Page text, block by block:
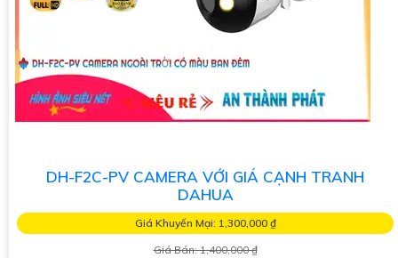
DH-F2C-PV CAMERA VỚI GIÁ CẠNH TRANH
DAHUA
Giá Khuyến Mại: 1,300,000 ₫
Giá Bán: 1,400,000 ₫